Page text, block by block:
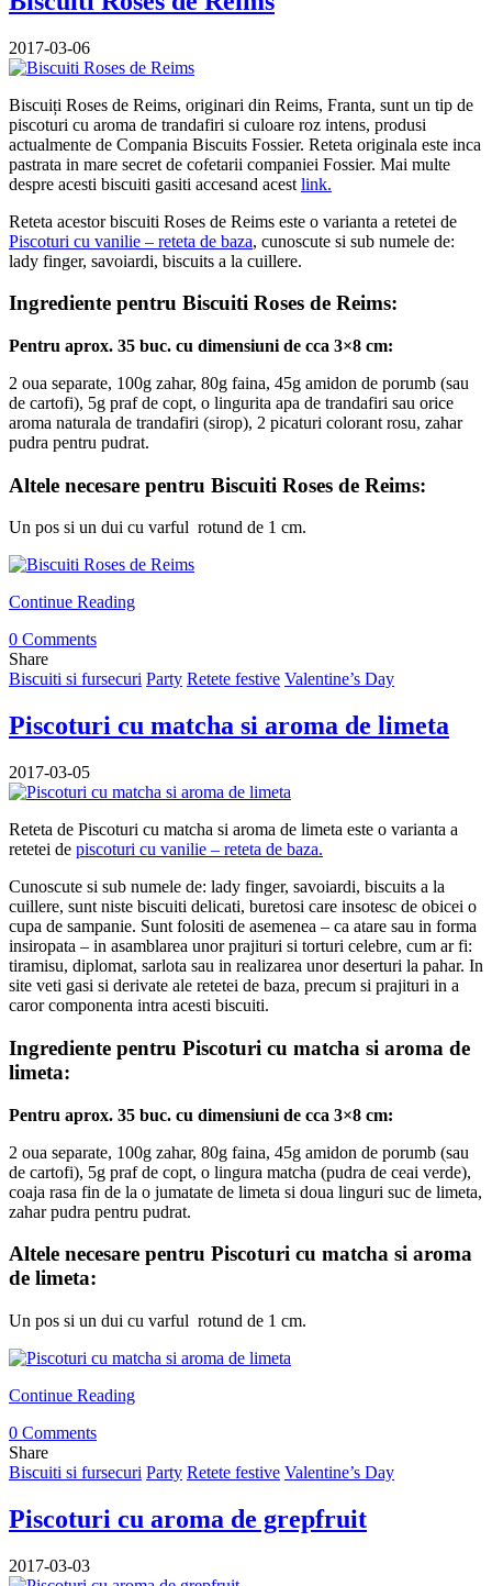
2017-03-06
Biscuiți Roses de Reims, originari din Reims, Franta, sunt un tip de
piscoturi cu aroma de trandafiri si culoare roz intens, produsi
actualmente de Compania Biscuits Fossier. Reteta originala este inca
pastrata in mare secret de cofetarii companiei Fossier. Mai multe
despre acesti biscuiti gasiti accesand acest link.
Reteta acestor biscuiti Roses de Reims este o varianta a retetei de
Piscoturi cu vanilie – reteta de baza, cunoscute si sub numele de:
lady finger, savoiardi, biscuits a la cuillere.
Ingrediente pentru Biscuiti Roses de Reims:
Pentru aprox. 35 buc. cu dimensiuni de cca 3×8 cm:
2 oua separate, 100g zahar, 80g faina, 45g amidon de porumb (sau
de cartofi), 5g praf de copt, o lingurita apa de trandafiri sau orice
aroma naturala de trandafiri (sirop), 2 picaturi colorant rosu, zahar
pudra pentru pudrat.
Altele necesare pentru Biscuiti Roses de Reims:
Un pos si un dui cu varful rotund de 1 cm.
Continue Reading
0 Comments
Share
Biscuiti si fursecuri Party Retete festive Valentine’s Day
Piscoturi cu matcha si aroma de limeta
2017-03-05
Reteta de Piscoturi cu matcha si aroma de limeta este o varianta a
retetei de piscoturi cu vanilie – reteta de baza.
Cunoscute si sub numele de: lady finger, savoiardi, biscuits a la
cuillere, sunt niste biscuiti delicati, buretosi care insotesc de obicei o
cupa de sampanie. Sunt folositi de asemenea – ca atare sau in forma
insiropata – in asamblarea unor prajituri si torturi celebre, cum ar fi:
tiramisu, diplomat, sarlota sau in realizarea unor deserturi la pahar. In
site veti gasi si derivate ale retetei de baza, precum si prajituri in a
caror componenta intra acesti biscuiti.
Ingrediente pentru Piscoturi cu matcha si aroma de
limeta:
Pentru aprox. 35 buc. cu dimensiuni de cca 3×8 cm:
2 oua separate, 100g zahar, 80g faina, 45g amidon de porumb (sau
de cartofi), 5g praf de copt, o lingura matcha (pudra de ceai verde),
coaja rasa fin de la o jumatate de limeta si doua linguri suc de limeta,
zahar pudra pentru pudrat.
Altele necesare pentru Piscoturi cu matcha si aroma
de limeta:
Un pos si un dui cu varful rotund de 1 cm.
Continue Reading
0 Comments
Share
Biscuiti si fursecuri Party Retete festive Valentine’s Day
Piscoturi cu aroma de grepfruit
2017-03-03